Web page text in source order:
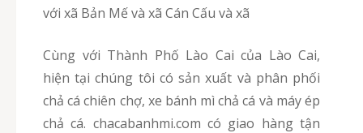
với xã Bản Mế và xã Cán Cấu và xã
Cùng với Thành Phố Lào Cai của Lào Cai,
hiện tại chúng tôi có sản xuất và phân phối
chả cá chiên chợ, xe bánh mì chả cá và máy ép
chả cá. chacabanhmi.com có giao hàng tận